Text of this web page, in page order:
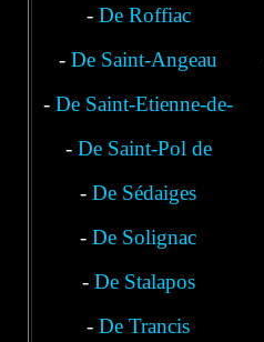
- De Roffiac
-De Saint-Angeau
-De Saint-Etienne-de-
Chomeil
- De Saint-Pol de
Nozières
-De Sédaiges
-De Solignac
- De Stalapos
-De Trancis